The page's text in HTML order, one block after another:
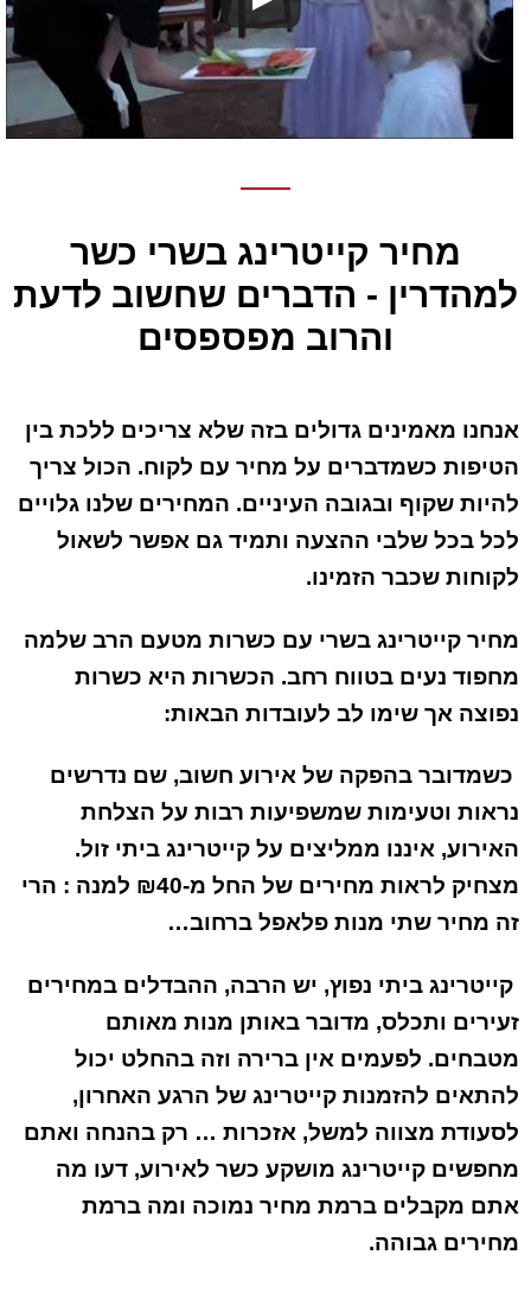
מחיר קייטרינג בשרי כשר
למהדרין - הדברים שחשוב לדעת
והרוב מפספסים
אנחנו מאמינים גדולים בזה שלא צריכים ללכת בין
הטיפות כשמדברים על מחיר עם לקוח. הכול צריך
להיות שקוף ובגובה העיניים. המחירים שלנו גלויים
לכל בכל שלבי ההצעה ותמיד גם אפשר לשאול
לקוחות שכבר הזמינו.
מחיר קייטרינג בשרי עם כשרות מטעם הרב שלמה
מחפוד נעים בטווח רחב. הכשרות היא כשרות
נפוצה אך שימו לב לעובדות הבאות:
כשמדובר בהפקה של אירוע חשוב, שם נדרשים
נראות וטעימות שמשפיעות רבות על הצלחת
האירוע, איננו ממליצים על קייטרינג ביתי זול.
מצחיק לראות מחירים של החל מ-₪40 למנה
: הרי
זה מחיר שתי מנות פלאפל ברחוב…
קייטרינג ביתי נפוץ, יש הרבה, ההבדלים במחירים
זעירים ותכלס, מדובר באותן מנות מאותם
מטבחים. לפעמים אין ברירה וזה בהחלט יכול
להתאים להזמנות קייטרינג של הרגע האחרון,
לסעודת מצווה למשל, אזכרות … רק בהנחה ואתם
מחפשים קייטרינג מושקע כשר לאירוע, דעו מה
אתם מקבלים ברמת מחיר נמוכה ומה ברמת
מחירים גבוהה.